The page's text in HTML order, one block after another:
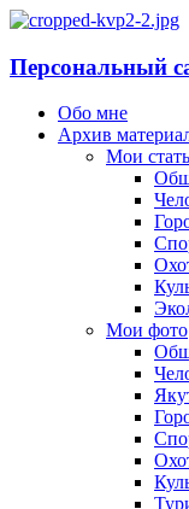
Персональный
Обо мне
Архив
Мои
Мои фото